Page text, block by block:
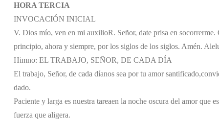
HORA TERCIA
INVOCACIÓN INICIAL
V. Dios mío, ven en mi auxilioR. Señor, date prisa en
principio, ahora y siempre, por los siglos de los siglos. Amén.
Himno: EL TRABAJO, SEÑOR, DE CADA DÍA
El trabajo, Señor, de cada díanos sea por tu amor santificado,
dado.
Paciente y larga es nuestra tareaen la noche oscura del amor que
fuerza que aligera.